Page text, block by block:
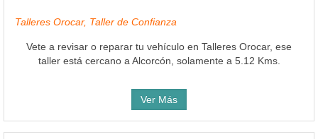
Talleres Orocar, Taller de Confianza
Vete a revisar o reparar tu vehículo en Talleres Orocar, ese
taller está cercano a Alcorcón, solamente a 5.12 Kms.
Ver Más